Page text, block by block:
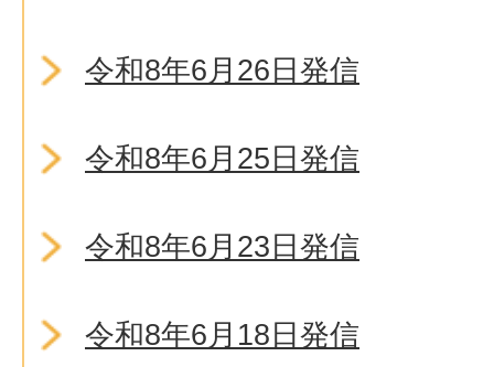
令和8年6月26日発信
令和8年6月25日発信
令和8年6月23日発信
令和8年6月18日発信